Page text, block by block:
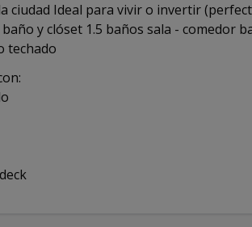
ciudad Ideal para vivir o invertir
y clóset 1.5 baños sala - comedor
techado